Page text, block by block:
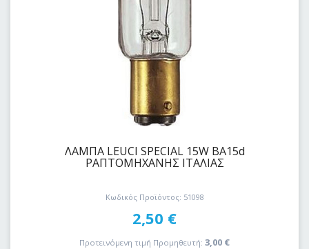
ΛΑΜΠΑ LEUCI SPECIAL 15W BA15d
ΡΑΠΤΟΜΗΧΑΝΗΣ ΙΤΑΛΙΑΣ
Κωδικός Προϊόντος: 51098
2,50 €
Προτεινόμενη τιμή Προμηθευτή: 3,00 €